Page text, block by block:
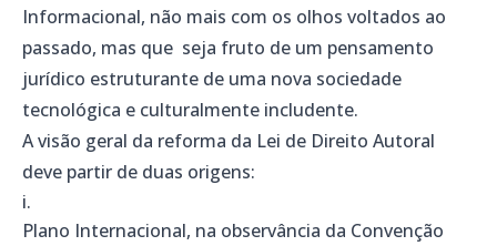
Informacional, não mais com os olhos voltados ao
passado, mas que seja fruto de um pensamento
jurídico estruturante de uma nova sociedade
tecnológica e culturalmente includente.
A visão geral da reforma da Lei de Direito Autoral
deve partir de duas origens:
Plano Internacional, na observância da Convenção